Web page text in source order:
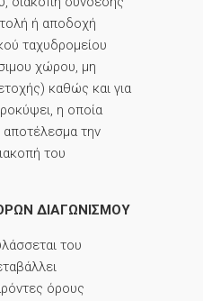
ή αποδοχή
ταχυδρομείου
χώρου, μη
καθώς και για
η οποία
την
του
ΔΙΑΓΩΝΙΣΜΟΥ
του
όρους